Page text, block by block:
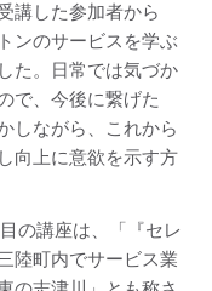
講した参加者から
ンのサービスを学ぶ
た。日常では気づか
で、今後に繋げた
しながら、これから
向上に意欲を示す方
の講座は、「『セレ
陸町内でサービス業